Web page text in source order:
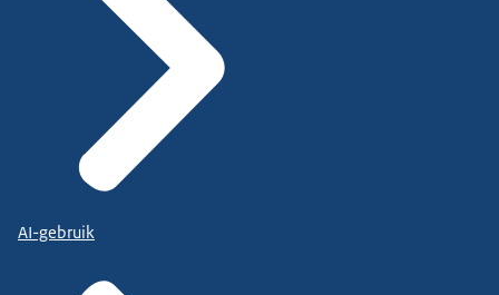
AI-gebruik